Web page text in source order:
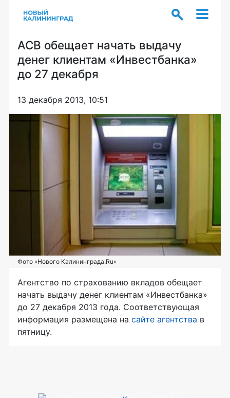
АСВ обещает начать выдачу
денег клиентам «Инвестбанка»
до 27 декабря
13 декабря 2013, 10:51
Фото «Нового Калининграда.Ru»
Агентство по страхованию вкладов обещает
начать выдачу денег клиентам «Инвестбанка»
до 27 декабря 2013 года. Соответствующая
информация размещена на сайте агентства в
пятницу.